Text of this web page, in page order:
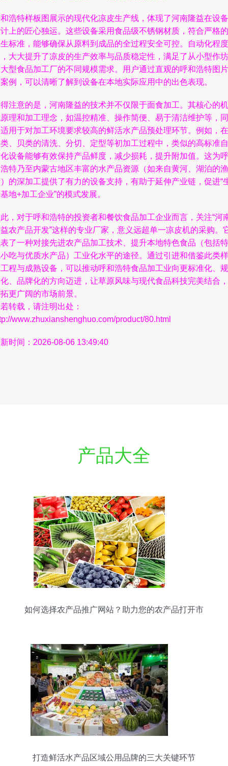
浩特样板图展示的现代化凉皮生产线，体现了河南隆益在设备
上的匠心独运。这些设备采用食品级不锈钢材质，符合严格的
标准，能够确保从原料到成品的全过程安全可控。自动化程度
大大提升了凉皮的生产效率与品质稳定性，满足了从小型作坊
型食品加工厂的不同规模需求。用户通过直观的呼和浩特图片
例，可以清晰了解到设备在本地实际应用中的出色表现。
注意的是，河南隆益的技术并不仅限于面食加工。其核心的机
理和加工理念，如温控精准、操作简便、易于清洁维护等，同
用于对加工环境要求较高的鲜活水产品预处理环节。例如，在
、贝类的清洗、分切、定型等初加工过程中，类似的高标准自
设备能够有效保持产品鲜度，减少损耗，提升附加值。这为呼
特乃至内蒙古地区丰富的水产品资源（如来自黄河、湖泊的渔
的深加工提供了有力的设备支持，有助于延伸产业链，促进“
地+加工企业”的模式发展。
，对于呼和浩特的投资者和餐饮食品加工企业而言，关注“河
农产品开发”这样的专业厂家，意义远超单一凉皮机的采购。
了一种对接先进农产品加工技术、提升本地特色食品（包括特
吃与优质水产品）工业化水平的途径。通过引进和借鉴此类样
程与成熟设备，可以推动呼和浩特食品加工业向更标准化、规
、品牌化的方向迈进，让草原风味与现代食品科技完美结合，
更广阔的市场前景。
转载，请注明出处：
www.zhuxianshenghuo.com/product/80.html
时间：2026-08-06 13:49:40
产品大全
如何选择农产品推广网站？助力您的农产品打开市
打造鲜活水产品区域公用品牌的三大关键环节